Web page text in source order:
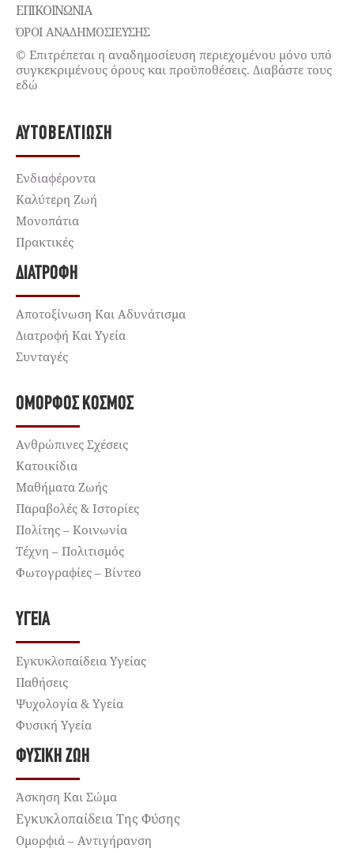
ΕΠΙΚΟΙΝΩΝΊΑ
ΌΡΟΙ ΑΝΑΔΗΜΟΣΙΕΥΣΗΣ
© Επιτρέπεται η αναδημοσίευση περιεχομένου μόνο υπό
συγκεκριμένους όρους και προϋποθέσεις. Διαβάστε τους
εδώ
ΑΥΤΟΒΕΛΤΊΩΣΗ
Ενδιαφέροντα
Καλύτερη Ζωή
Μονοπάτια
Πρακτικές
ΔΙΑΤΡΟΦΉ
Αποτοξίνωση Και Αδυνάτισμα
Διατροφή Και Υγεία
Συνταγές
ΌΜΟΡΦΟΣ ΚΌΣΜΟΣ
Ανθρώπινες Σχέσεις
Κατοικίδια
Μαθήματα Ζωής
Παραβολές & Ιστορίες
Πολίτης – Κοινωνία
Τέχνη – Πολιτισμός
Φωτογραφίες – Βίντεο
ΥΓΕΊΑ
Εγκυκλοπαίδεια Υγείας
Παθήσεις
Ψυχολογία & Υγεία
Φυσική Υγεία
ΦΥΣΙΚΉ ΖΩΉ
Άσκηση Και Σώμα
Εγκυκλοπαίδεια Της Φύσης
Ομορφιά – Αντιγήρανση